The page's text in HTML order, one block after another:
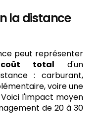
la distance
peut représenter
total d'un
: carburant,
voire une
l'impact moyen
de 20 à 30